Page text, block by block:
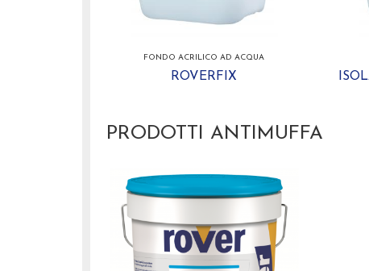
FONDO ACRILICO AD ACQUA
ROVERFIX
PRODOTTI ANTIMUFFA